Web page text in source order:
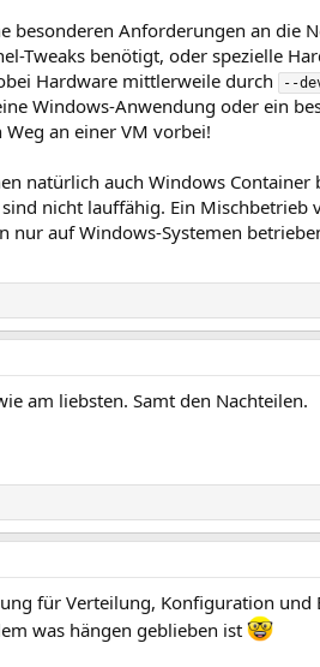
besonderen Anforderungen an die
Tweaks benötigt, oder spezielle
Hardware mittlerweile durch
--
Windows-Anwendung oder ein
an einer VM vorbei!
natürlich auch Windows
nicht lauffähig. Ein Mischbetrieb
nur auf Windows-Systemen
am liebsten. Samt den Nachteilen.
für Verteilung, Konfiguration und
was hängen geblieben ist